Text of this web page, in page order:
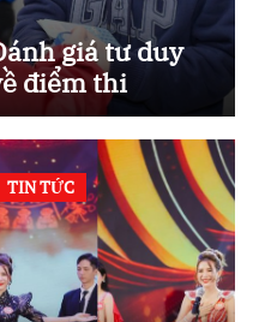
giá tư duy
điểm thi
TIN TỨC